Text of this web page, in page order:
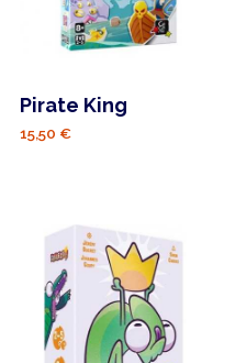
Pirate King
15,50 €